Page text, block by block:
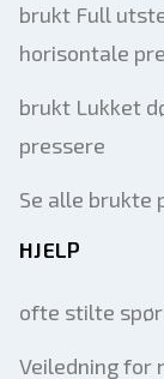
brukt Full
horisontale
brukt Lukket
pressere
Se alle brukte
HJELP
ofte stilte
Veiledning for